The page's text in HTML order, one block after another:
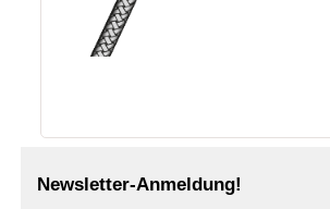
Newsletter-Anmeldung!